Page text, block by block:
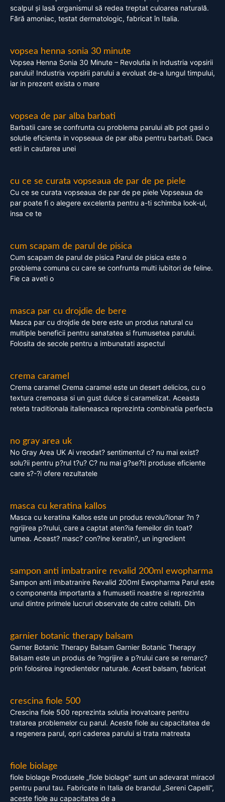
scalpul și lasă organismul să redea treptat culoarea naturală.
Fără amoniac, testat dermatologic, fabricat în Italia.
vopsea henna sonia 30 minute
Vopsea Henna Sonia 30 Minute – Revolutia in industria vopsirii
parului! Industria vopsirii parului a evoluat de-a lungul timpului,
iar in prezent exista o mare
vopsea de par alba barbati
Barbatii care se confrunta cu problema parului alb pot gasi o
solutie eficienta in vopseaua de par alba pentru barbati. Daca
esti in cautarea unei
cu ce se curata vopseaua de par de pe piele
Cu ce se curata vopseaua de par de pe piele Vopseaua de
par poate fi o alegere excelenta pentru a-ti schimba look-ul,
insa ce te
cum scapam de parul de pisica
Cum scapam de parul de pisica Parul de pisica este o
problema comuna cu care se confrunta multi iubitori de feline.
Fie ca aveti o
masca par cu drojdie de bere
Masca par cu drojdie de bere este un produs natural cu
multiple beneficii pentru sanatatea si frumusetea parului.
Folosita de secole pentru a imbunatati aspectul
crema caramel
Crema caramel Crema caramel este un desert delicios, cu o
textura cremoasa si un gust dulce si caramelizat. Aceasta
reteta traditionala italieneasca reprezinta combinatia perfecta
no gray area uk
No Gray Area UK Ai vreodat? sentimentul c? nu mai exist?
solu?ii pentru p?rul t?u? C? nu mai g?se?ti produse eficiente
care s?-?i ofere rezultatele
masca cu keratina kallos
Masca cu keratina Kallos este un produs revolu?ionar ?n ?
ngrijirea p?rului, care a captat aten?ia femeilor din toat?
lumea. Aceast? masc? con?ine keratin?, un ingredient
sampon anti imbatranire revalid 200ml ewopharma
Sampon anti imbatranire Revalid 200ml Ewopharma Parul este
o componenta importanta a frumusetii noastre si reprezinta
unul dintre primele lucruri observate de catre ceilalti. Din
garnier botanic therapy balsam
Garner Botanic Therapy Balsam Garnier Botanic Therapy
Balsam este un produs de ?ngrijire a p?rului care se remarc?
prin folosirea ingredientelor naturale. Acest balsam, fabricat
crescina fiole 500
Crescina fiole 500 reprezinta solutia inovatoare pentru
tratarea problemelor cu parul. Aceste fiole au capacitatea de
a regenera parul, opri caderea parului si trata matreata
fiole biolage
fiole biolage Produsele „fiole biolage” sunt un adevarat miracol
pentru parul tau. Fabricate in Italia de brandul „Sereni Capelli”,
aceste fiole au capacitatea de a